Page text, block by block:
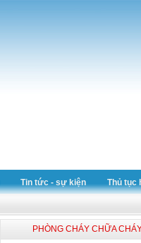
Tin tức - sự kiện Thủ tục
PHÒNG CHÁY CHỮA